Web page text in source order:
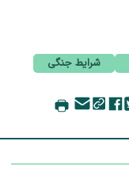
شرایط جنگی